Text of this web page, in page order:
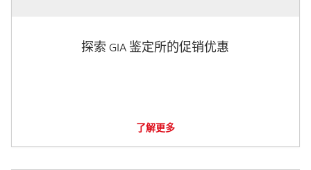
探索 GIA 鉴定所的促销优惠
了解更多